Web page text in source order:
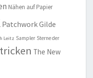
Nähen auf Papier
Patchwork Gilde
Leitz Sampler Sterne der
The New